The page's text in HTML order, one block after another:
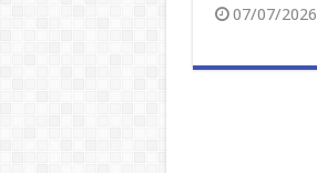
07/07/2026